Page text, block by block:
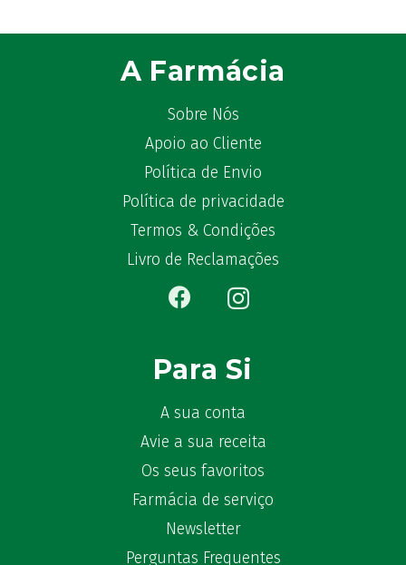
A Farmácia
Sobre Nós
Apoio ao Cliente
Política de Envio
Política de privacidade
Termos & Condições
Livro de Reclamações
Para Si
A sua conta
Avie a sua receita
Os seus favoritos
Farmácia de serviço
Newsletter
Perguntas Frequentes